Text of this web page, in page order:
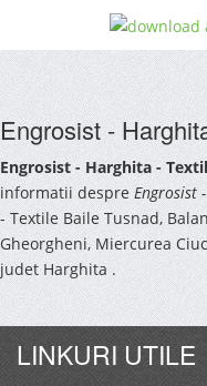
Engrosist -
Engrosist - Harghita -
informatii despreEngrosist
- Textile Baile Tusnad,
Gheorgheni, Miercurea
judet Harghita .
LINKURI UTILE